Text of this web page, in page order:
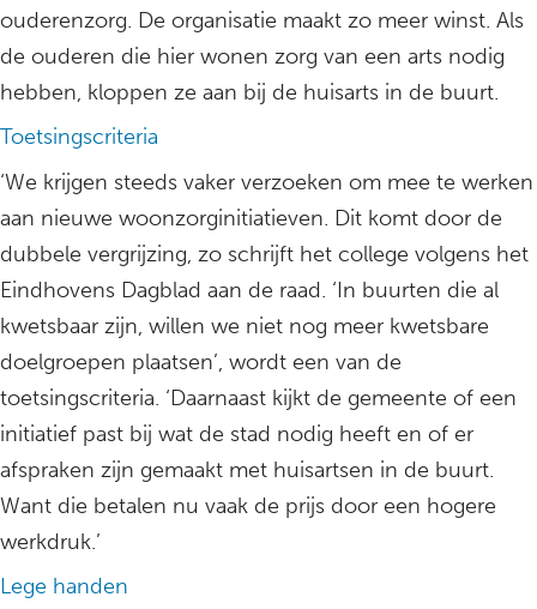
ouderenzorg. De organisatie maakt zo meer winst. Als
de ouderen die hier wonen zorg van een arts nodig
hebben, kloppen ze aan bij de huisarts in de buurt.
Toetsingscriteria
‘We krijgen steeds vaker verzoeken om mee te werken
aan nieuwe woonzorginitiatieven. Dit komt door de
dubbele vergrijzing, zo schrijft het college volgens het
Eindhovens Dagblad aan de raad. ‘In buurten die al
kwetsbaar zijn, willen we niet nog meer kwetsbare
doelgroepen plaatsen’, wordt een van de
toetsingscriteria. ‘Daarnaast kijkt de gemeente of een
initiatief past bij wat de stad nodig heeft en of er
afspraken zijn gemaakt met huisartsen in de buurt.
Want die betalen nu vaak de prijs door een hogere
werkdruk.’
Lege handen